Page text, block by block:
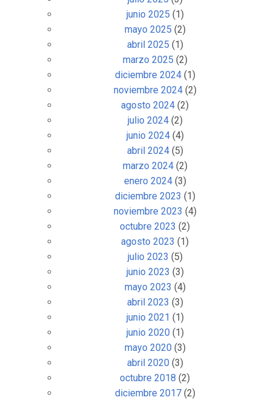
junio 2025 (1)
mayo 2025 (2)
abril 2025 (1)
marzo 2025 (2)
diciembre 2024(1)
noviembre 2024(2)
agosto 2024 (2)
julio 2024(2)
junio 2024(4)
abril 2024(5)
marzo 2024(2)
enero 2024(3)
diciembre 2023 (1)
noviembre 2023 (4)
octubre 2023 (2)
agosto 2023 (1)
julio 2023 (5)
junio 2023 (3)
mayo 2023 (4)
abril 2023 (3)
junio 2021 (1)
junio 2020(1)
mayo 2020(3)
abril 2020(3)
octubre 2018 (2)
diciembre 2017(2)